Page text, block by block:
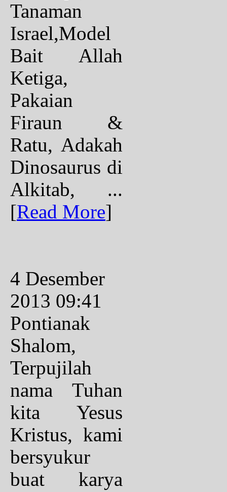
Tanaman
Israel,Model
Bait Allah
Ketiga,
Pakaian
Firaun &
Ratu, Adakah
Dinosaurus di
Alkitab, ...
[Read More]
4 Desember
2013 09:41
Pontianak
Shalom,
Terpujilah
nama Tuhan
kita Yesus
Kristus, kami
bersyukur
buat karya